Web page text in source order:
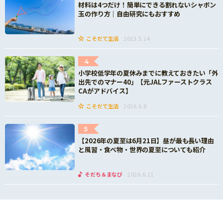
材料は4つだけ！簡単にできる割れないシャボン
玉の作り方｜自由研究にもおすすめ
こそだて生活 2023.5.14
4
小学校低学年の夏休みまでに教えておきたい「外
出先でのマナー40」【元JALファーストクラス
CAがアドバイス】
こそだて生活 2026.6.8
5
【2026年の夏至は6月21日】昼が最も長い理由
と風習・食べ物・世界の夏至についても紹介
そだち＆まなび 2026.6.11